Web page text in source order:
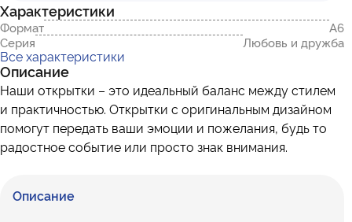
Характеристики
Формат
А6
Серия
Любовь и дружба
Все характеристики
Описание
Наши открытки – это идеальный баланс между стилем
и практичностью. Открытки с оригинальным дизайном
помогут передать ваши эмоции и пожелания, будь то
радостное событие или просто знак внимания.
Описание